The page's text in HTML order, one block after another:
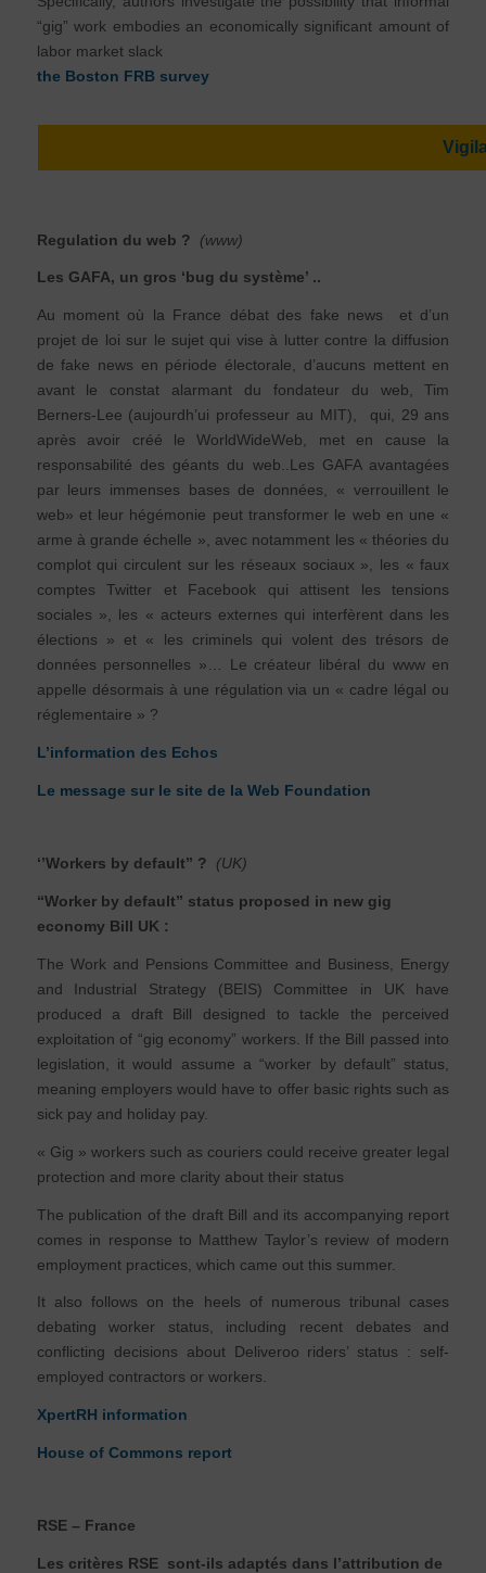
“gig” work embodies an economically significant amount of
labor market slack
the Boston FRB survey
Regulation du web ? (www)
Les GAFA, un gros ‘bug du système’ ..
Au moment où la France débat des fake news et d’un
projet de loi sur le sujet qui vise à lutter contre la diffusion
de fake news en période électorale, d’aucuns mettent en
avant le constat alarmant du fondateur du web, Tim
Berners-Lee (aujourdh’ui professeur au MIT), qui, 29 ans
après avoir créé le WorldWideWeb, met en cause la
responsabilité des géants du web..Les GAFA avantagées
par leurs immenses bases de données, « verrouillent le
web» et leur hégémonie peut transformer le web en une «
arme à grande échelle », avec notamment les « théories du
complot qui circulent sur les réseaux sociaux », les « faux
comptes Twitter et Facebook qui attisent les tensions
sociales », les « acteurs externes qui interfèrent dans les
élections » et « les criminels qui volent des trésors de
données personnelles »… Le créateur libéral du www en
appelle désormais à une régulation via un « cadre légal ou
réglementaire » ?
L’information des Echos
Le message sur le site de la Web Foundation
‘’Workers by default’’ ? (UK)
“Worker by default” status proposed in new gig
economy Bill UK :
The Work and Pensions Committee and Business, Energy
and Industrial Strategy (BEIS) Committee in UK have
produced a draft Bill designed to tackle the perceived
exploitation of “gig economy” workers. If the Bill passed into
legislation, it would assume a “worker by default” status,
meaning employers would have to offer basic rights such as
sick pay and holiday pay.
« Gig » workers such as couriers could receive greater legal
protection and more clarity about their status
The publication of the draft Bill and its accompanying report
comes in response to Matthew Taylor’s review of modern
employment practices, which came out this summer.
It also follows on the heels of numerous tribunal cases
debating worker status, including recent debates and
conflicting decisions about Deliveroo riders’ status : self-
employed contractors or workers.
XpertRH information
House of Commons report
RSE – France
Les critères RSE sont-ils adaptés dans l’attribution de